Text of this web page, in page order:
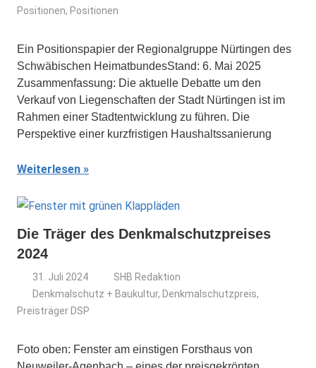
Positionen, Positionen
Ein Positionspapier der Regionalgruppe Nürtingen des
Schwäbischen HeimatbundesStand: 6. Mai 2025
Zusammenfassung: Die aktuelle Debatte um den
Verkauf von Liegenschaften der Stadt Nürtingen ist im
Rahmen einer Stadtentwicklung zu führen. Die
Perspektive einer kurzfristigen Haushaltssanierung
Weiterlesen
Die Träger des Denkmalschutzpreises
2024
31. Juli 2024
SHB Redaktion
Denkmalschutz + Baukultur, Denkmalschutzpreis,
Preisträger DSP
Foto oben: Fenster am einstigen Forsthaus von